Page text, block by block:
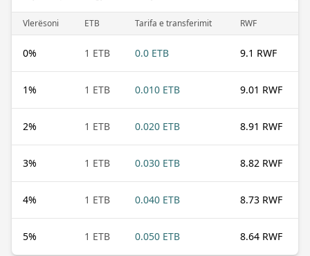
Vlerësoni ETB Tarifa e transferimit RWF
0% 1 ETB 0.0 ETB 9.1 RWF
1% 1 ETB 0.010 ETB 9.01 RWF
2% 1 ETB 0.020 ETB 8.91 RWF
3% 1 ETB 0.030 ETB 8.82 RWF
4% 1 ETB 0.040 ETB 8.73 RWF
5% 1 ETB 0.050 ETB 8.64 RWF